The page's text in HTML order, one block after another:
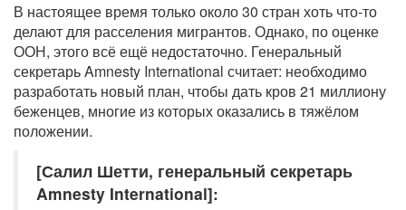
В настоящее время только около 30 стран хоть что-то
делают для расселения мигрантов. Однако, по оценке
ООН, этого всё ещё недостаточно. Генеральный
секретарь Amnesty International считает: необходимо
разработать новый план, чтобы дать кров 21 миллиону
беженцев, многие из которых оказались в тяжёлом
положении.
[Салил Шетти, генеральный секретарь
Amnesty International]: